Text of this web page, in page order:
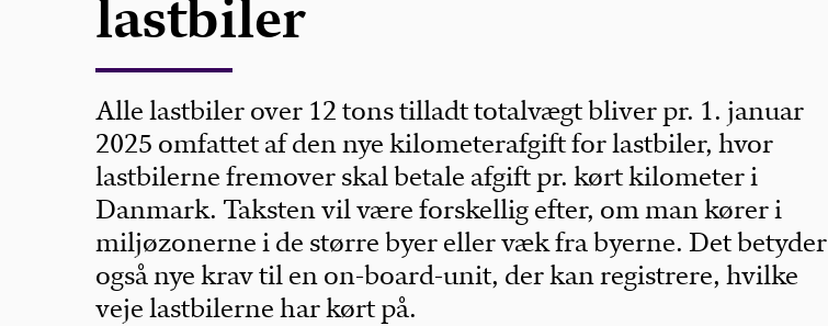
lastbiler
Alle lastbiler over 12 tons tilladt totalvægt bliver pr. 1. januar
2025 omfattet af den nye kilometerafgift for lastbiler, hvor
lastbilerne fremover skal betale afgift pr. kørt kilometer i
Danmark. Taksten vil være forskellig efter, om man kører i
miljøzonerne i de større byer eller væk fra byerne. Det betyder
også nye krav til en on-board-unit, der kan registrere, hvilke
veje lastbilerne har kørt på.